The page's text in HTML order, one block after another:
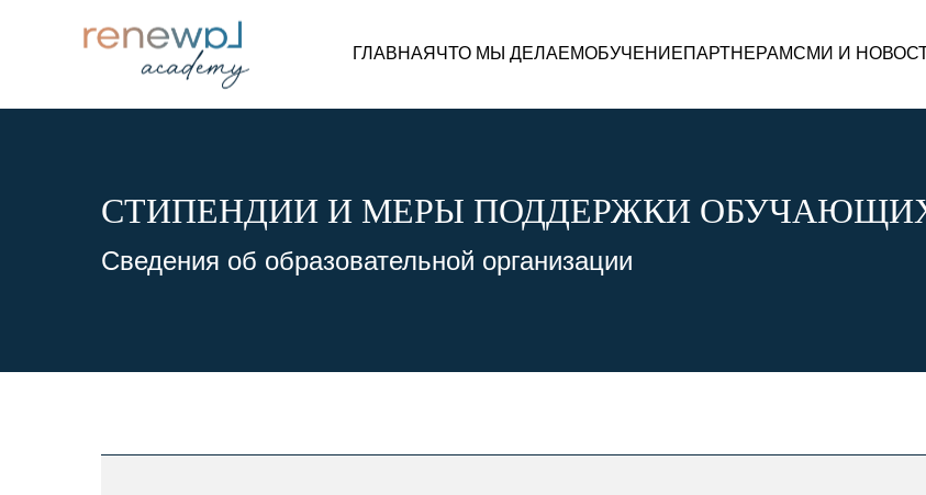
ГЛАВНАЯ ЧТО МЫ ДЕЛАЕМОБУЧЕНИЕПАРТНЕРАМСМИ И
СТИПЕНДИИ И МЕРЫ ПОДДЕРЖКИ
Сведения об образовательной организации